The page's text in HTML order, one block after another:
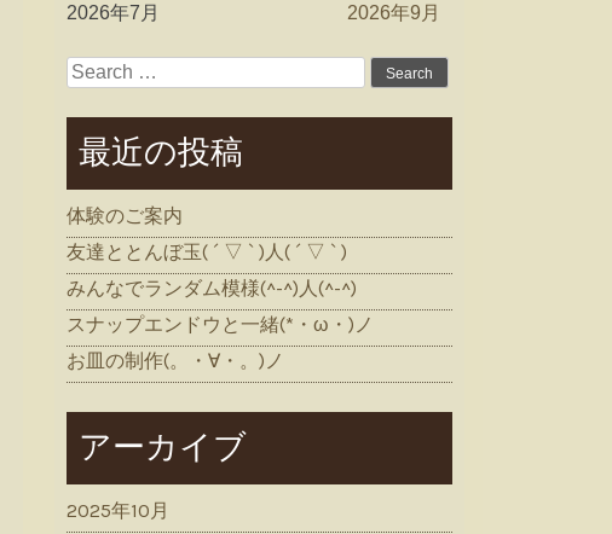
2026年7月 2026年9月
Search
最近の投稿
体験のご案内
友達ととんぼ玉( ´ ▽ ` )人( ´ ▽ ` )
みんなでランダム模様(^-^)人(^-^)
スナップエンドウと一緒(*・ω・)ノ
お皿の制作(。・∀・。)ノ
アーカイブ
2025年10月